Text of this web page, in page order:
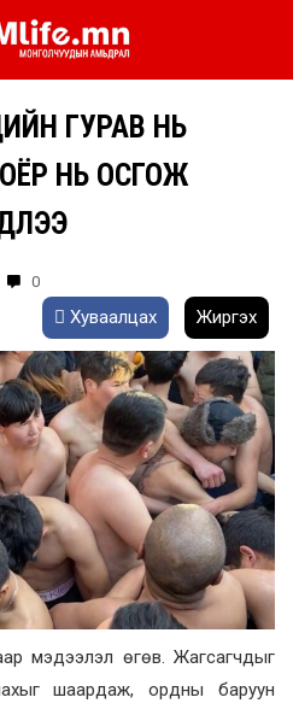
ГУРАВ НЬ
НЬ ОСГОЖ
0
Хуваалцах Жиргэх
мэдээлэл өгөв. Жагсагчдыг
шаардаж, ордны баруун